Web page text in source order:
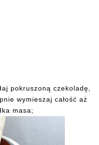
pokruszoną czekoladę,
wymieszaj całość aż
masa;